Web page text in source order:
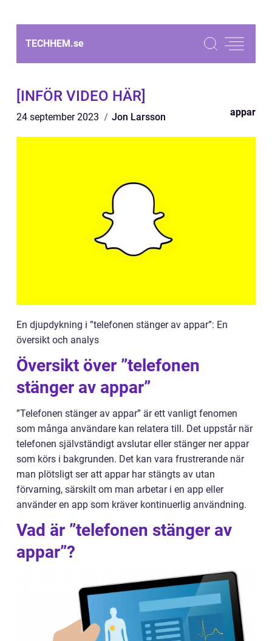
TECHHEM.se
[INFÖR VIDEO HÄR]
24 september 2023 Jon Larsson appar
En djupdykning i ”telefonen stänger av appar”: En
översikt och analys
Översikt över ”telefonen
stänger av appar”
”Telefonen stänger av appar” är ett vanligt fenomen
som många användare kan relatera till. Det uppstår när
telefonen självständigt avslutar eller stänger ner appar
som körs i bakgrunden. Det kan vara frustrerande när
man plötsligt ser att appar har stängts av utan
förvarning, särskilt om man arbetar i en app eller
använder en app som kräver kontinuerlig användning.
Vad är ”telefonen stänger av
appar”?